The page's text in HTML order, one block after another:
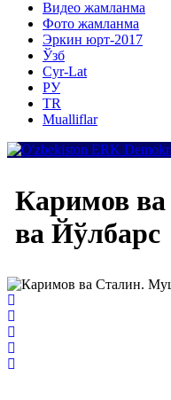
Видео жамланма
Фото жамланма
Эркин юрт-2017
Ўзб
Cyr-Lat
РУ
TR
Mualliflar
Каримов
ва Йўлбарс